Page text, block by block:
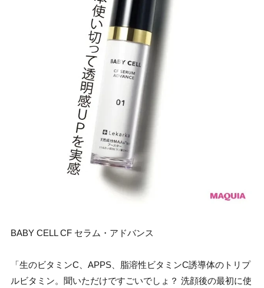
BABY CELL CF セラム・アドバンス
「生のビタミンC、APPS、脂溶性ビタミンC誘導体のトリプ
ルビタミン。聞いただけですごいでしょ？ 洗顔後の最初に使